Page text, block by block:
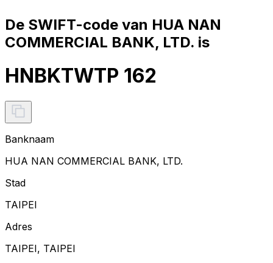
De SWIFT-code van HUA NAN
COMMERCIAL BANK, LTD. is
HNBKTWTP 162
Banknaam
HUA NAN COMMERCIAL BANK, LTD.
Stad
TAIPEI
Adres
TAIPEI, TAIPEI